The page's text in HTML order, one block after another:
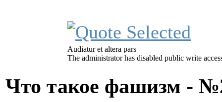
Audiatur et altera pars
The administrator has disabled public write
Что такое фашизм -